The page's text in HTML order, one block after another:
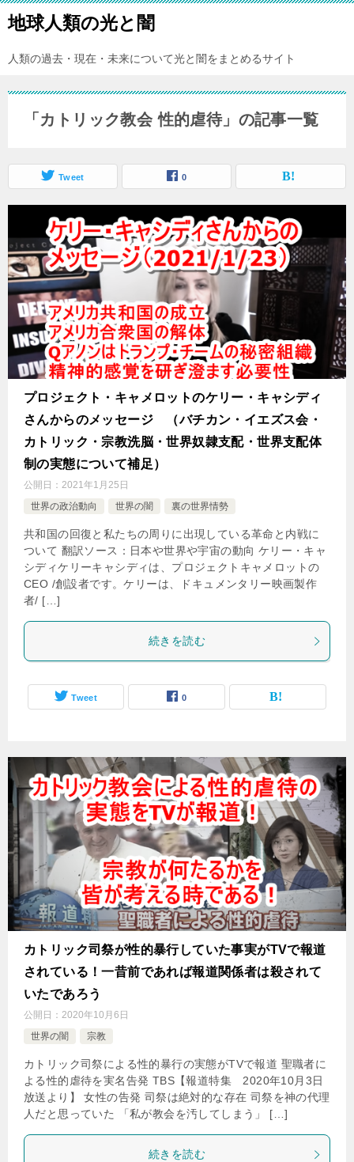
地球人類の光と闇
人類の過去・現在・未来について光と闇をまとめるサイト
「カトリック教会 性的虐待」の記事一覧
Tweet 0
プロジェクト・キャメロットのケリー・キャシディ
さんからのメッセージ （バチカン・イエズス会・
カトリック・宗教洗脳・世界奴隷支配・世界支配体
制の実態について補足）
公開日： 2021年1月25日
世界の政治動向
世界の闇 裏の世界情勢
共和国の回復と私たちの周りに出現している革命と内戦に
ついて 翻訳ソース：日本や世界や宇宙の動向 ケリー・キャ
シディケリーキャシディは、プロジェクトキャメロットの
CEO /創設者です。ケリーは、ドキュメンタリー映画製作
者/ […]
続きを読む
Tweet 0
カトリック司祭が性的暴行していた事実がTVで報道
されている！一昔前であれば報道関係者は殺されて
いたであろう
公開日： 2020年10月6日
世界の闇
宗教
カトリック司祭による性的暴行の実態がTVで報道 聖職者に
よる性的虐待を実名告発 TBS【報道特集 2020年10月3日
放送より】 女性の告発 司祭は絶対的な存在 司祭を神の代理
人だと思っていた 「私が教会を汚してしまう」 […]
続きを読む